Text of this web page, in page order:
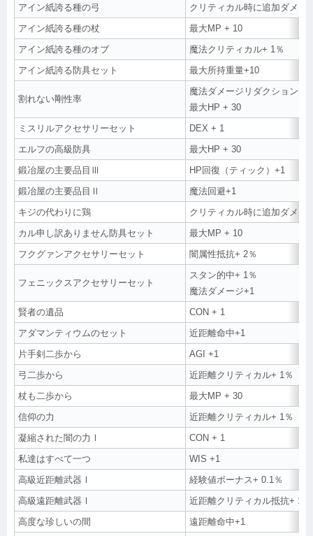
アイン紙誇る種の弓
クリティカル時に追加ダメー
アイン紙誇る種の杖
最大MP + 10
アイン紙誇る種のオブ
魔法クリティカル+ 1％
アイン紙誇る防具セット
最大所持重量+10
割れない剛性率
魔法ダメージリダクション+1
最大HP + 30
ミスリルアクセサリーセット
DEX + 1
エルフの高級防具
最大HP + 30
鍛冶屋の主要品目Ⅲ
HP回復（ティック）+1
鍛冶屋の主要品目Ⅱ
魔法回避+1
キジの代わりに鶏
クリティカル時に追加ダメー
カル申し訳ありません防具セット
最大MP + 10
フクグァンアクセサリーセット
闇属性抵抗+ 2％
フェニックスアクセサリーセット
スタン的中+ 1％
魔法ダメージ+1
賢者の遺品
CON + 1
アダマンティウムのセット
近距離命中+1
片手剣二歩から
AGI +1
弓二歩から
近距離クリティカル+ 1％
杖も二歩から
最大MP + 30
信仰の力
近距離クリティカル+ 1％
凝縮された闇の力Ⅰ
CON + 1
私達はすべて一つ
WIS +1
高級近距離武器Ⅰ
経験値ボーナス+ 0.1％
高級遠距離武器Ⅰ
近距離クリティカル抵抗+ 1％
高度な珍しいの間
遠距離命中+1